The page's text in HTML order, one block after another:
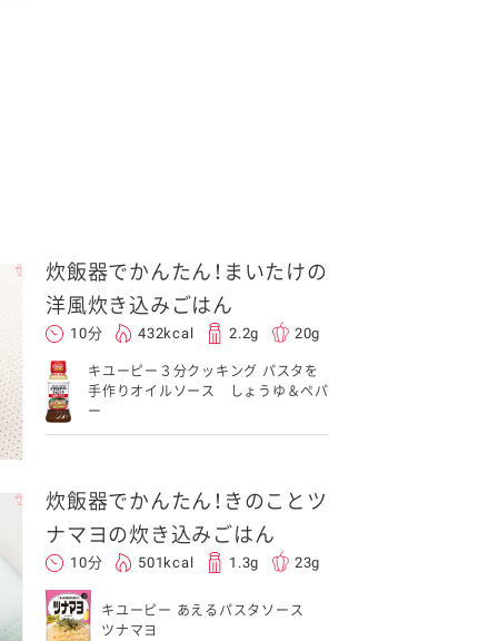
炊飯器でかんたん！まいたけの
洋風炊き込みごはん
10分 432kcal 2.2g 20g
キユーピー３分クッキング パスタを
手作りオイルソース しょうゆ＆ペパ
ー
炊飯器でかんたん！きのことツ
ナマヨの炊き込みごはん
10分 501kcal 1.3g 23g
キユーピー あえるパスタソース
ツナマヨ